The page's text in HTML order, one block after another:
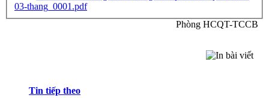
03-thang_0001.pdf
Phòng HCQT-TCCB
Tin tiếp theo